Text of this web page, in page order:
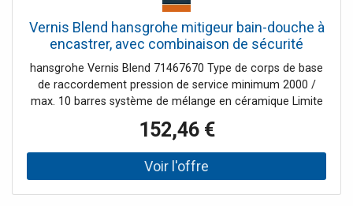
Vernis Blend hansgrohe mitigeur bain-douche à
encastrer, avec combinaison de sécurité
intégrée, noir mat
hansgrohe Vernis Blend 71467670 Type de corps de base
de raccordement pression de service minimum 2000 /
max. 10 barres système de mélange en céramique Limite
automatique adapté pour Chauffe-eau avec combinaison
de sécurité intégrée selon EN 1717 disponible à partir
d'avril 2022
152,46 €